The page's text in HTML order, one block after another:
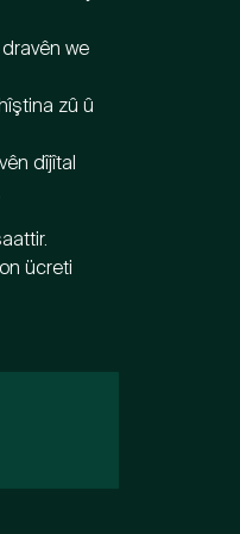
we
zû û
dîjîtal
ücreti